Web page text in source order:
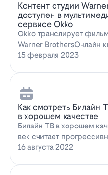
Контент студии
доступен в
сервисе Okko
Okko транслирует
Warner BrothersОнлайн
Okko пополнил
15 февраля 2023
Как смотреть Билайн
в хорошем качестве
Билайн ТВ в хорошем
век считает
большинство технологий
16 августа 2022